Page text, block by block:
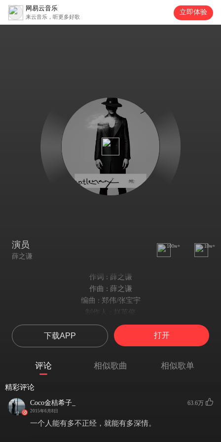
网易云音乐
来云音乐，听更多好歌
立即体验
演员
薛之谦
100w+ 10w+
作词 : 薛之谦
作曲 : 薛之谦
编曲 : 郑伟/张宝宇
制作人 : 赵英俊
简单点
说话的方式简单点
递进的情绪请省略
别设计那些情节
像没天赋的演员
下载APP 打开
评论 相似歌曲 相似歌单
精彩评论
Coco金桔希子_
2015年6月8日
63.6万
一个人能有多不正经，就能有多深情。